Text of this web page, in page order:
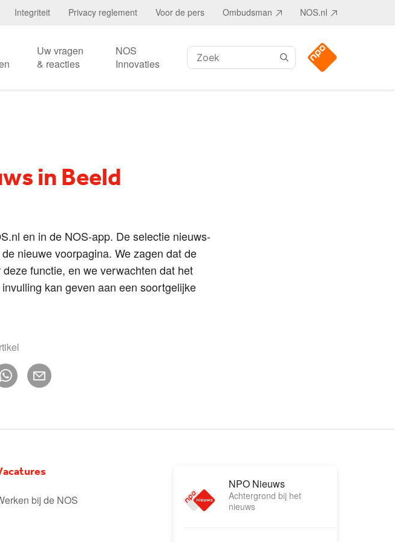
Integriteit Privacy reglement Voor de pers Ombudsman NOS.nl
Uw vragen
& reacties
NOS
Innovaties
Zoeken:
in Beeld
en in de NOS-app. De selectie nieuws-
nieuwe voorpagina. We zagen dat de
functie, en we verwachten dat het
kan geven aan een soortgelijke
bij de NOS
NPO Nieuws
Achtergrond bij het
nieuws